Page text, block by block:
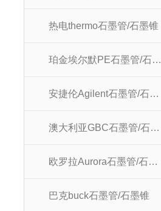
热电thermo石墨管/石墨锥
珀金埃尔默PE石墨管/石墨锥
安捷伦Agilent石墨管/石墨锥
澳大利亚GBC石墨管/石墨锥
欧罗拉Aurora石墨管/石墨锥
巴克buck石墨管/石墨锥